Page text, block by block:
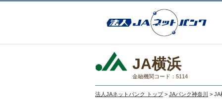
JA横浜
金融機関コード：5114
法人JAネットバンク トップ > JAバンク神奈川 >